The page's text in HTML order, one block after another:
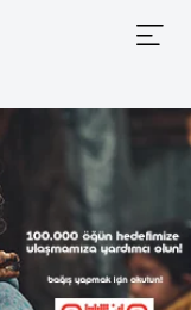
Mobile